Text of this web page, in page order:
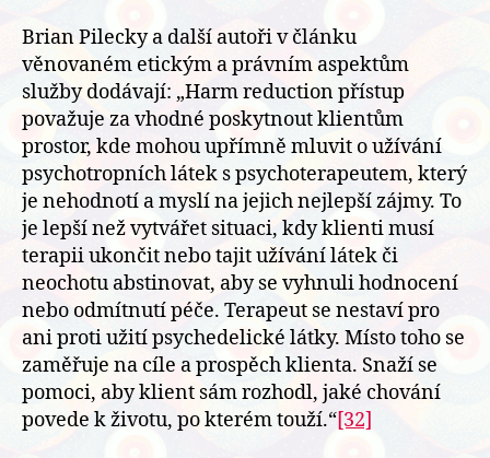
Brian Pilecky a další autoři v článku
věnovaném etickým a právním aspektům
služby dodávají: „Harm reduction přístup
považuje za vhodné poskytnout klientům
prostor, kde mohou upřímně mluvit o užívání
psychotropních látek s psychoterapeutem, který
je nehodnotí a myslí na jejich nejlepší zájmy. To
je lepší než vytvářet situaci, kdy klienti musí
terapii ukončit nebo tajit užívání látek či
neochotu abstinovat, aby se vyhnuli hodnocení
nebo odmítnutí péče. Terapeut se nestaví pro
ani proti užití psychedelické látky. Místo toho se
zaměřuje na cíle a prospěch klienta. Snaží se
pomoci, aby klient sám rozhodl, jaké chování
povede k životu, po kterém touží.“[32]